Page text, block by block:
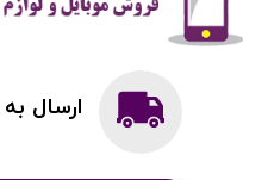
ارسال به